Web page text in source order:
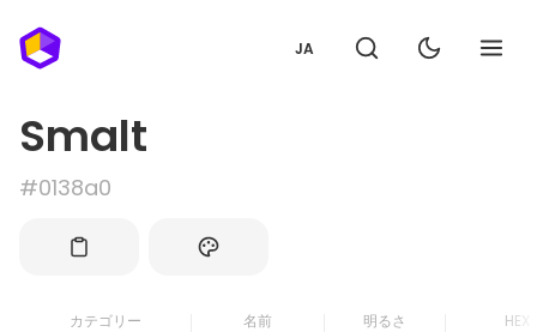
JA
Smalt
#0138a0
カテゴリー 名前 明るさ HEX